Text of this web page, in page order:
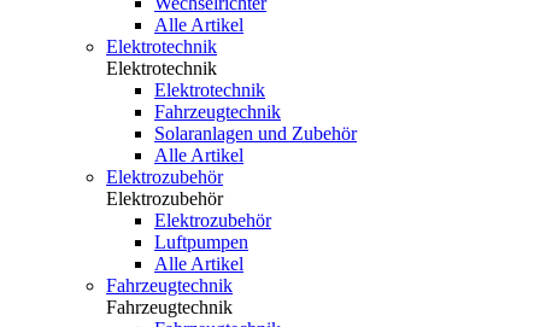
Alle Artikel
Elektrotechnik
Elektrotechnik
Elektrotechnik
Fahrzeugtechnik
Solaranlagen und Zubehör
Alle Artikel
Elektrozubehör
Elektrozubehör
Elektrozubehör
Luftpumpen
Alle Artikel
Fahrzeugtechnik
Fahrzeugtechnik